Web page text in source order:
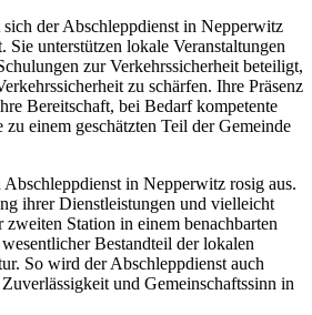
der Abschleppdienst in Nepperwitz
Sie unterstützen lokale Veranstaltungen
zur Verkehrssicherheit beteiligt,
zu schärfen. Ihre Präsenz
Bereitschaft, bei Bedarf kompetente
einem geschätzten Teil der Gemeinde
in Nepperwitz rosig aus.
ihrer Dienstleistungen und vielleicht
Station in einem benachbarten
Bestandteil der lokalen
So wird der Abschleppdienst auch
und Gemeinschaftssinn in